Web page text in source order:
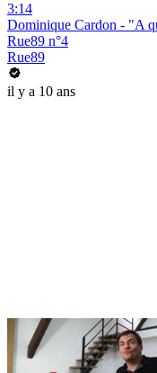
3:14
Dominique Cardon - "A
Rue89 n°4
Rue89
il y a 10 ans